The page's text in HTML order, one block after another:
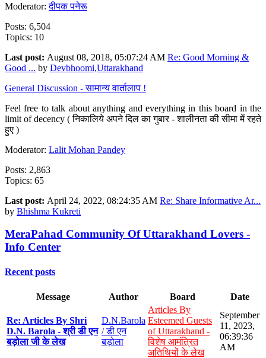
Moderator:दीपक पनेरू
Posts: 6,504
Topics: 10
Last post: August 08, 2018, 05:07:24 AM Re: Good Morning &
Good ... by Devbhoomi,Uttarakhand
General Discussion - सामान्य वार्तालाप !
Feel free to talk about anything and everything in this board in the
limit of decency ( निकालिये अपने दिल का गुबार - शालीनता की सीमा में रहते
हुए )
Moderator: Lalit Mohan Pandey
Posts: 2,863
Topics: 65
Last post: April 24, 2022, 08:24:35 AM Re: Share Informative Ar...
by Bhishma Kukreti
MeraPahad Community Of Uttarakhand Lovers -
Info Center
Recent posts
Message Author Board Date
Re: Articles By Shri
D.N. Barola - श्री डी एन
बड़ोला जी के लेख
D.N.Barola
/ डी एन
बड़ोला
Articles By
Esteemed Guests
of Uttarakhand -
विशेष आमंत्रित
अतिथियों के लेख
September
11, 2023,
06:39:36
AM